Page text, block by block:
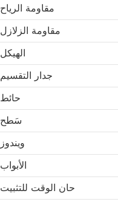
مقاومة الرياح
مقاومة الزلازل
الهيكل
جدار التقسيم
حائط
سَطح
ويندوز
الأبواب
حان الوقت للتثبيت